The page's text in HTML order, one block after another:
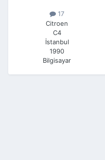
17
Citroen
C4
İstanbul
1990
Bilgisayar